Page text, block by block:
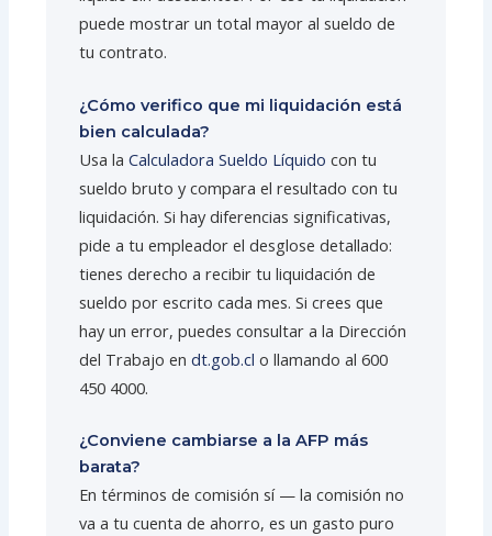
puede mostrar un total mayor al sueldo de
tu contrato.
¿Cómo verifico que mi liquidación está
bien calculada?
Usa laCalculadora Sueldo Líquido con tu
sueldo bruto y compara el resultado con tu
liquidación. Si hay diferencias significativas,
pide a tu empleador el desglose detallado:
tienes derecho a recibir tu liquidación de
sueldo por escrito cada mes. Si crees que
hay un error, puedes consultar a la Dirección
del Trabajo endt.gob.cl o llamando al 600
450 4000.
¿Conviene cambiarse a la AFP más
barata?
En términos de comisión sí — la comisión no
va a tu cuenta de ahorro, es un gasto puro